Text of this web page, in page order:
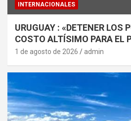
INTERNACIONALES
URUGUAY : «DETENER LOS
COSTO ALTÍSIMO PARA EL
1 de agosto de 2026 admin